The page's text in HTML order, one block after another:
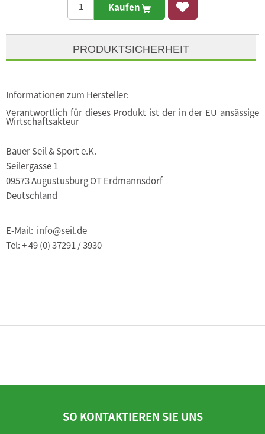
Kaufen
PRODUKTSICHERHEIT
Informationen zum Hersteller:
Verantwortlich für dieses Produkt ist der in der EU ansässige
Wirtschaftsakteur
Bauer Seil & Sport e.K.
Seilergasse 1
09573 Augustusburg OT Erdmannsdorf
Deutschland
E-Mail: info@seil.de
Tel: + 49 (0) 37291 / 3930
SO KONTAKTIEREN SIE UNS